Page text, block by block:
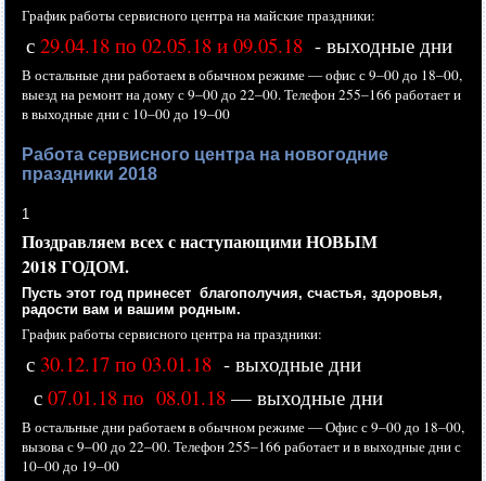
График работы сервисного центрана майскиепраздники:
с29.04.18 по 02.05.18 и 09.05.18 - выходные дни
В остальные дни работаемв обычномрежиме —офис с9–00 до 18–00,
выездна ремонтна домус9–00 до 22–00.Телефон255–166 работаети
в выходныедни с 10–00 до 19–00
Работа сервисного центра на новогодние
праздники 2018
1
Поздравляем всехс наступающимиНОВЫМ
2018 ГОДОМ.
Пусть этот год принесет благополучия, счастья, здоровья,
радости вами вашим родным.
График работы сервисного центрана праздники:
с 30.12.17 по 03.01.18 - выходные дни
с07.01.18 по 08.01.18 — выходные дни
В остальные дни работаемв обычномрежиме —Офис с9–00 до 18–00,
вызова с9–00 до 22–00.Телефон255–166 работаетив выходныедни с
10–00 до 19–00